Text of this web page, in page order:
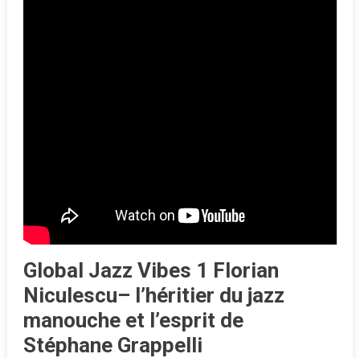
Global Jazz Vibes 1 Florian
Niculescu– l’héritier du jazz
manouche et l’esprit de
Stéphane Grappelli